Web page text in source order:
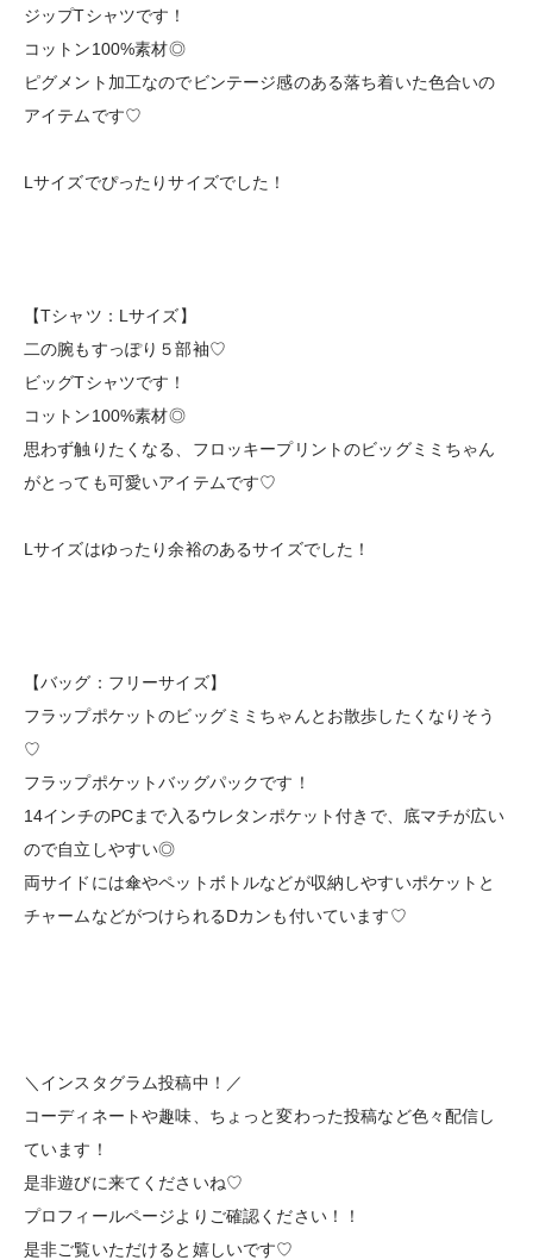
ジップTシャツです！
コットン100%素材◎
ピグメント加工なのでビンテージ感のある落ち着いた色合いの
アイテムです♡
Lサイズでぴったりサイズでした！
【Tシャツ：Lサイズ】
二の腕もすっぽり５部袖♡
ビッグTシャツです！
コットン100%素材◎
思わず触りたくなる、フロッキープリントのビッグミミちゃん
がとっても可愛いアイテムです♡
Lサイズはゆったり余裕のあるサイズでした！
【バッグ：フリーサイズ】
フラップポケットのビッグミミちゃんとお散歩したくなりそう
♡
フラップポケットバッグパックです！
14インチのPCまで入るウレタンポケット付きで、底マチが広い
ので自立しやすい◎
両サイドには傘やペットボトルなどが収納しやすいポケットと
チャームなどがつけられるDカンも付いています♡
＼インスタグラム投稿中！／
コーディネートや趣味、ちょっと変わった投稿など色々配信し
ています！
是非遊びに来てくださいね♡
プロフィールページよりご確認ください！！
是非ご覧いただけると嬉しいです♡